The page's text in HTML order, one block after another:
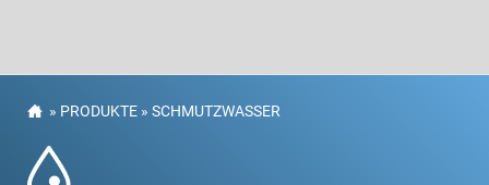
» PRODUKTE »SCHMUTZWASSER